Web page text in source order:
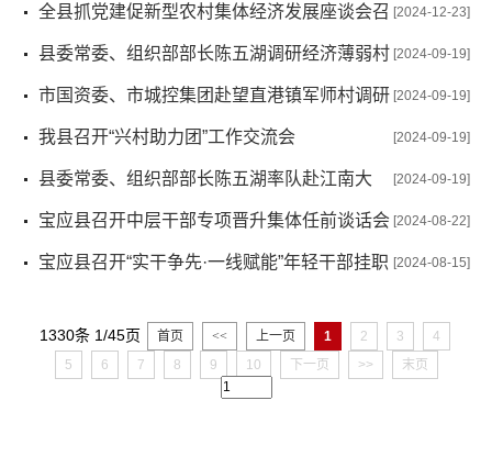
[2024-12-23]
全县抓党建促新型农村集体经济发展座谈会召
开 [2024-09-19]
县委常委、组织部部长陈五湖调研经济薄弱村
增收工作 [2024-09-19]
市国资委、市城控集团赴望直港镇军师村调研
结对共建工作 [2024-09-19]
我县召开“兴村助力团”工作交流会
[2024-09-19]
县委常委、组织部部长陈五湖率队赴江南大
学、江苏大学拜访 [2024-08-22]
宝应县召开中层干部专项晋升集体任前谈话会
[2024-08-15]
宝应县召开“实干争先·一线赋能”年轻干部挂职
1330条 1/45页 首页 << 上一页 1 2 3
4
5
6 7 8 9 10 下一页 >> 末页